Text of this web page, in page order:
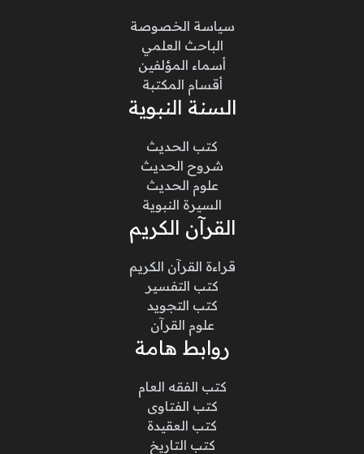
سياسة الخصوصة
الباحث العلمي
أسماء المؤلفين
أقسام المكتبة
السنة النبوية
كتب الحديث
شروح الحديث
علوم الحديث
السيرة النبوية
القرآن الكريم
قراءة القرآن الكريم
كتب التفسير
كتب التجويد
علوم القرآن
روابط هامة
كتب الفقه العام
كتب الفتاوى
كتب العقيدة
كتب التاريخ